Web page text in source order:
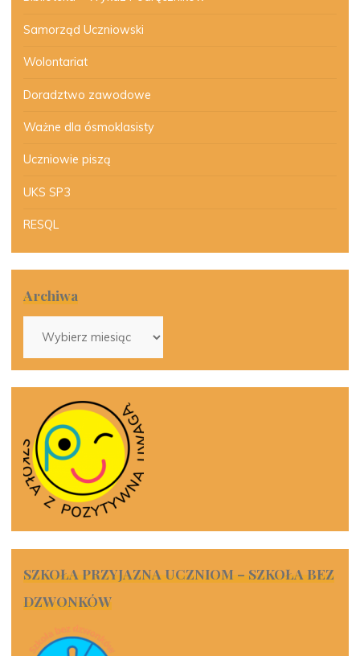
Samorząd Uczniowski
Wolontariat
Doradztwo zawodowe
Ważne dla ósmoklasisty
Uczniowie piszą
UKS SP3
RESQL
Archiwa
SZKOŁA PRZYJAZNA UCZNIOM – SZKOŁA BEZ
DZWONKÓW